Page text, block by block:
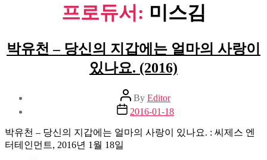
프로듀서: 미스김
박유천 – 당신의 지갑에는 얼마의 사랑이
있나요. (2016)
Post
author
By Editor
Post
date
2016-01-18
박유천 – 당신의 지갑에는 얼마의 사랑이 있나요. : 씨제스 엔
터테인먼트, 2016년 1월 18일